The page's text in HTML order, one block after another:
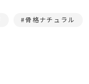
骨格ナチュラル